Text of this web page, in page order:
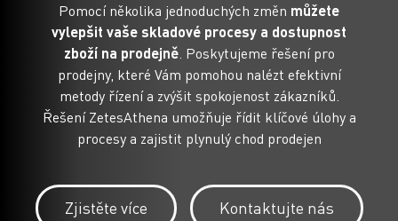
Pomocí několika jednoduchých změn můžete
vylepšit vaše skladové procesy a dostupnost
zboží na prodejně. Poskytujeme řešení pro
prodejny, které Vám pomohou nalézt efektivní
metody řízení a zvýšit spokojenost zákazníků.
Řešení ZetesAthena umožňuje řídit klíčové úlohy a
procesy a zajistit plynulý chod prodejen
Zjistěte více Kontaktujte nás